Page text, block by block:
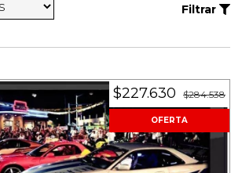
Filtrar
$227.630 $284.538
OFERTA